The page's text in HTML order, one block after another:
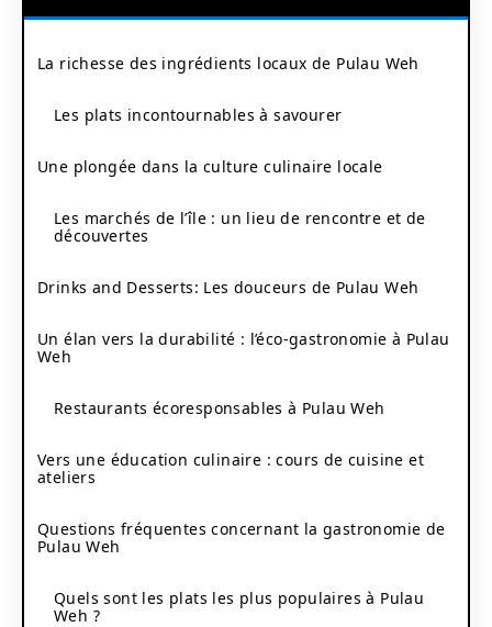
La richesse des ingrédients locaux de Pulau Weh
Les plats incontournables à savourer
Une plongée dans la culture culinaire locale
Les marchés de l’île : un lieu de rencontre et de
découvertes
Drinks and Desserts: Les douceurs de Pulau Weh
Un élan vers la durabilité : l’éco-gastronomie à Pulau
Weh
Restaurants écoresponsables à Pulau Weh
Vers une éducation culinaire : cours de cuisine et
ateliers
Questions fréquentes concernant la gastronomie de
Pulau Weh
Quels sont les plats les plus populaires à Pulau
Weh ?